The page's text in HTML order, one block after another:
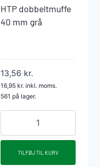
HTP dobbeltmuffe
40 mm grå
13,56 kr.
16,95 kr. inkl. moms.
561 på lager.
mm
TILFØJ TIL KURV